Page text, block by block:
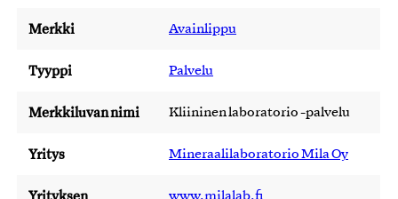
Merkki Avainlippu
Tyyppi Palvelu
Merkkiluvan nimi Kliininen laboratorio -palvelu
Yritys Mineraalilaboratorio Mila Oy
www.milalab.fi